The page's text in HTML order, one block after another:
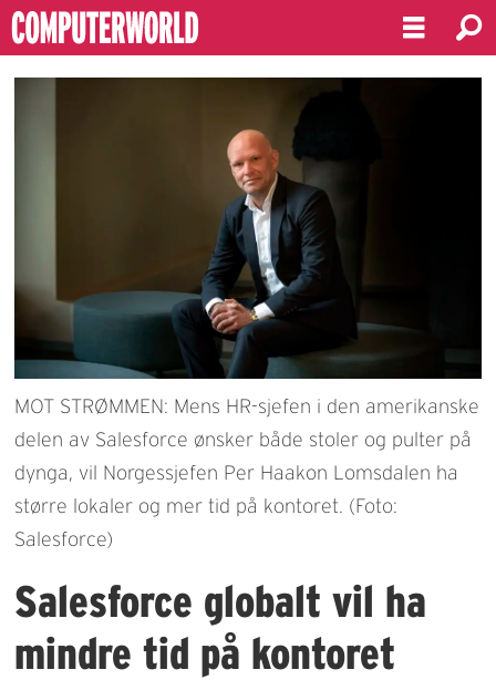
MOT STRØMMEN: Mens HR-sjefen i den amerikanske
delen av Salesforce ønsker både stoler og pulter på
dynga, vil Norgessjefen Per Haakon Lomsdalen ha
større lokaler og mer tid på kontoret. (Foto:
Salesforce)
Salesforce globalt vil ha
mindre tid på kontoret